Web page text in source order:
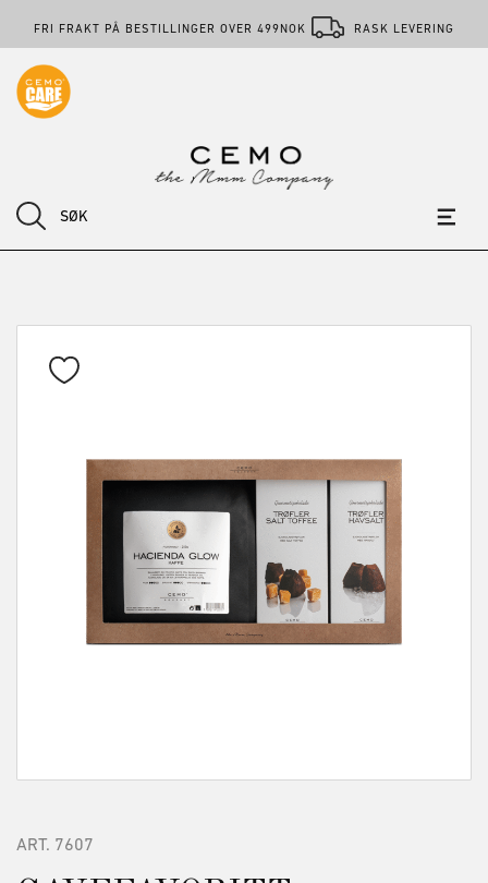
FRI FRAKT PÅ BESTILLINGER OVER 499NOK RASK LEVERING
ART. 7607